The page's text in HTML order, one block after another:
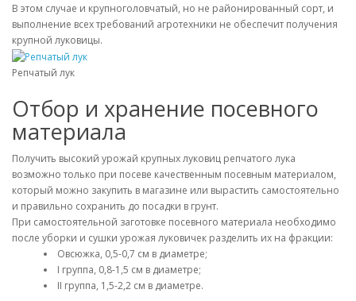
В этом случае и крупноголовчатый, но не районированный сорт, и
выполнение всех требований агротехники не обеспечит получения
крупной луковицы.
Репчатый лук
Отбор и хранение посевного
материала
Получить высокий урожай крупных луковиц репчатого лука
возможно только при посеве качественным посевным материалом,
который можно закупить в магазине или вырастить самостоятельно
и правильно сохранить до посадки в грунт.
При самостоятельной заготовке посевного материала необходимо
после уборки и сушки урожая луковичек разделить их на фракции:
Овсюжка, 0,5-0,7 см в диаметре;
I группа, 0,8-1,5 см в диаметре;
II группа, 1,5-2,2 см в диаметре.